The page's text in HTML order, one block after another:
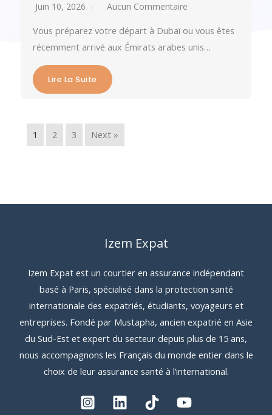
Juin 10, 2026 Aucun Commentaire
Vous préparez votre départ à Dubaï ou vous êtes
récemment arrivé aux Émirats arabes unis…
Lire La Suite
1 2 3 Next »
Izem Expat
Izem Expat est un courtier en assurance indépendant
basé à Paris, spécialisé dans la protection santé
internationale des expatriés, étudiants, voyageurs et
entreprises. Fondé par Mustapha, ancien expatrié en Asie
du Sud-Est et expert du secteur depuis plus de 15 ans,
nous accompagnons les Français du monde entier dans le
choix de leur assurance santé à l’international.